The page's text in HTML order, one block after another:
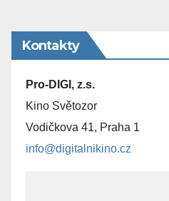
Kontakty
Pro-DIGI, z.s.
Kino Světozor
Vodičkova 41, Praha 1
info@digitalnikino.cz